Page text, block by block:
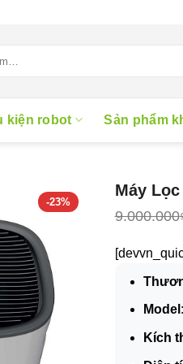
kiện robot Sản phẩm
-23%
Máy
9.000.000
Model
Kích